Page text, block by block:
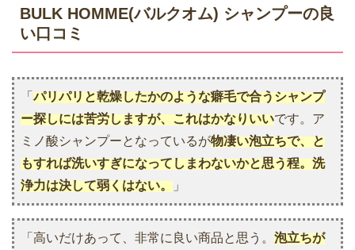
BULK HOMME(バルクオム) シャンプーの良
い口コミ
「パリパリと乾燥したかのような癖毛で合うシャンプ
ー探しには苦労しますが、これはかなりいいです。ア
ミノ酸シャンプーとなっているが物凄い泡立ちで、と
もすれば洗いすぎになってしまわないかと思う程。洗
浄力は決して弱くはない。 」
「高いだけあって、非常に良い商品と思う。 泡立ちが